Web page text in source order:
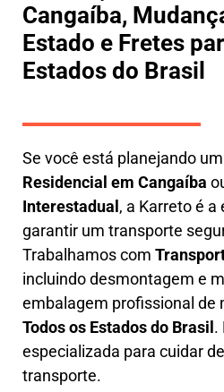
Cangaíba,
Estado e Fretes
Estados do Brasil
Se você está planejando
Residencial em Cangaíba
Interestadual , a Karretoé a
garantir um transporte
Trabalhamos com
incluindodesmontagem e
embalagem profissional de
Todos os Estados do Brasil .
especializada para cuidar
transporte.